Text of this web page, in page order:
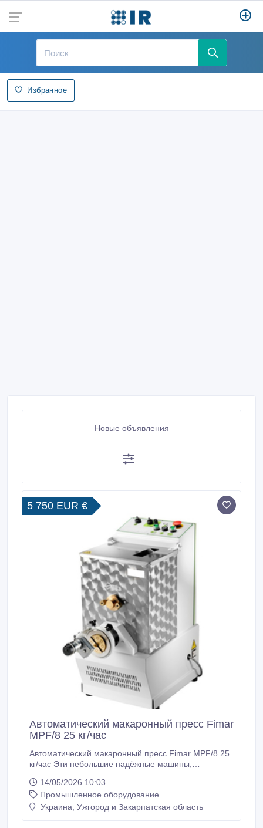
Избранное
Новые объявления
5 750 EUR €
Автоматический макаронный пресс Fimar
MPF/8 25 кг/час
Автоматический макаронный пресс Fimar MPF/8 25
кг/час Эти небольшие надёжные машины,
ресторанов, клубов, кафе, столовых в свежих
макаронных изделиях. Пресса могут работать с
любым типом муки. Части контактирующие с
14/05/2026 10:03
Промышленное оборудование
Украина, Ужгород и Закарпатская область